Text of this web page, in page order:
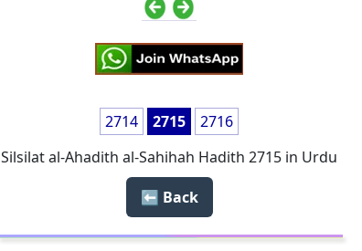
2714 2715
2716
Silsilat al-Ahadith al-Sahihah Hadith 2715 in Urdu
Back ⬅️